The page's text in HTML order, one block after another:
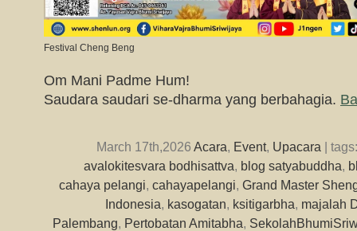
Festival Cheng Beng
Om Mani Padme Hum!
Saudara saudari se-dharma yang berbahagia.
March 17th,2026 Acara, Event, Upacara |
avalokitesvara bodhisattva, blog satyabuddha,
cahaya pelangi, cahayapelangi, Grand Master
Indonesia, kasogatan, ksitigarbha, majalah
Palembang, Pertobatan Amitabha,